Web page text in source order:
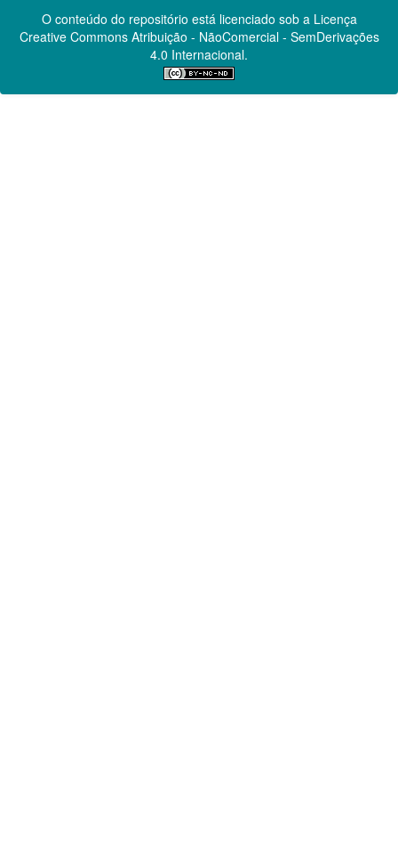
O conteúdo do repositório está licenciado sob a Licença
Creative CommonsAtribuição - NãoComercial - SemDerivações
4.0 Internacional.